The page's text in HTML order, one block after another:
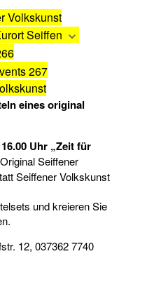
Volkskunst
Seiffen
eines original
16.00 Uhr „Zeit für
Seiffener
Seiffener Volkskunst
und kreieren Sie
12, 037362 7740